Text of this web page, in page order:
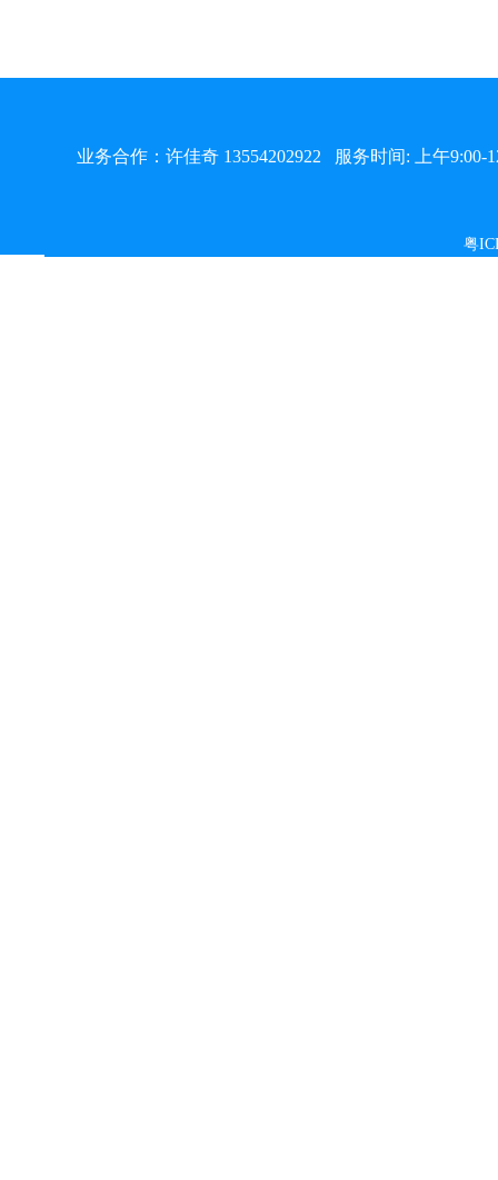
业务合作：许佳奇 13554202922 服务时间: 上午9:00-
粤